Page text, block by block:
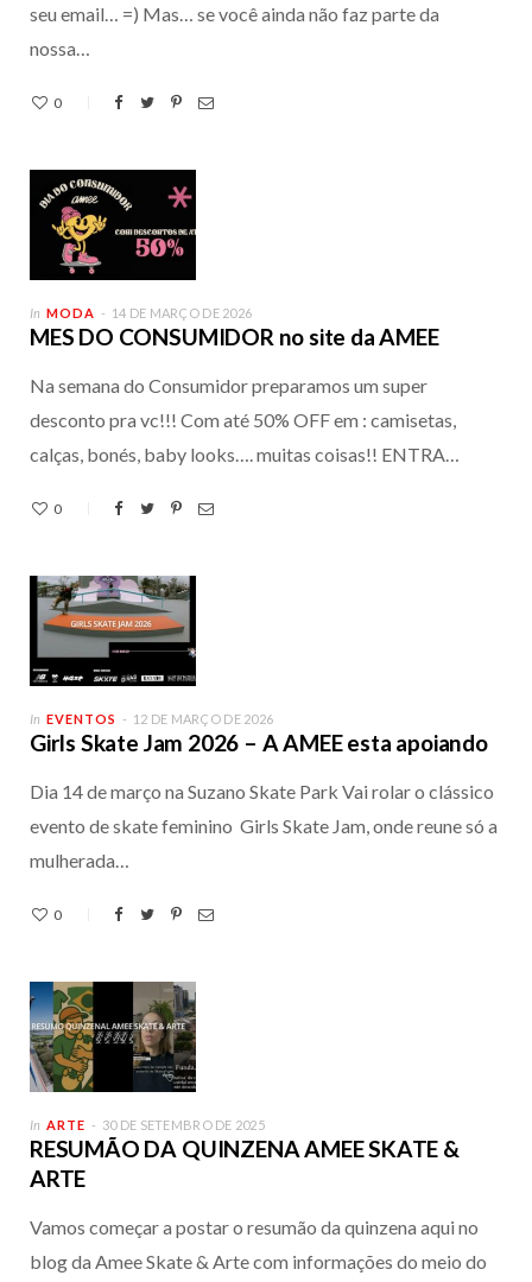
seu email… =) Mas… se você ainda não faz parte da
nossa…
0
In MODA 14 DE MARÇO DE 2026
MES DO CONSUMIDOR no site da AMEE
Na semana do Consumidor preparamos um super
desconto pra vc!!! Com até 50% OFF em : camisetas,
calças, bonés, baby looks…. muitas coisas!! ENTRA…
0
In EVENTOS 12 DE MARÇO DE 2026
Girls Skate Jam 2026 – A AMEE esta apoiando
Dia 14 de março na Suzano Skate Park Vai rolar o clássico
evento de skate feminino Girls Skate Jam, onde reune só a
mulherada…
0
In ARTE 30 DE SETEMBRO DE 2025
RESUMÃO DA QUINZENA AMEE SKATE &
ARTE
Vamos começar a postar o resumão da quinzena aqui no
blog da Amee Skate & Arte com informações do meio do